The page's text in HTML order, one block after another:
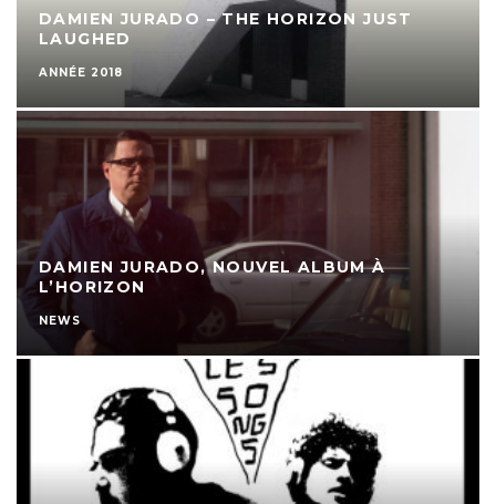
DAMIEN JURADO – THE HORIZON JUST
LAUGHED
ANNÉE 2018
DAMIEN JURADO, NOUVEL ALBUM À
L’HORIZON
NEWS